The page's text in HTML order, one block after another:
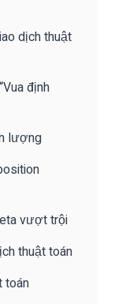
dịch thuật
định
lượng
vượt trội
thuật toán
toán